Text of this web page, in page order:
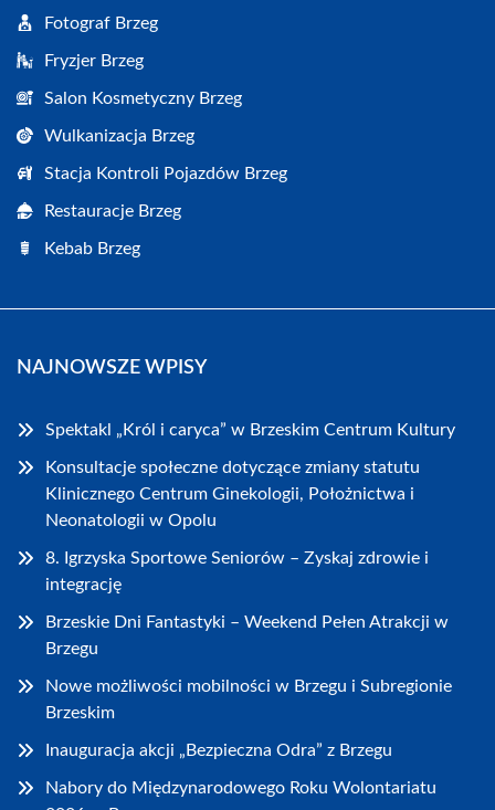
Fotograf Brzeg
Fryzjer Brzeg
Salon Kosmetyczny Brzeg
Wulkanizacja Brzeg
Stacja Kontroli Pojazdów Brzeg
Restauracje Brzeg
Kebab Brzeg
NAJNOWSZE WPISY
Spektakl „Król i caryca” w Brzeskim Centrum Kultury
Konsultacje społeczne dotyczące zmiany statutu
Klinicznego Centrum Ginekologii, Położnictwa i
Neonatologii w Opolu
8. Igrzyska Sportowe Seniorów – Zyskaj zdrowie i
integrację
Brzeskie Dni Fantastyki – Weekend Pełen Atrakcji w
Brzegu
Nowe możliwości mobilności w Brzegu i Subregionie
Brzeskim
Inauguracja akcji „Bezpieczna Odra” z Brzegu
Nabory do Międzynarodowego Roku Wolontariatu